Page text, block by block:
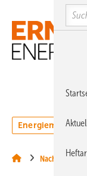
Hauptinhalt
Hauptmenü
SiteSearch
Energiemarkt
Nachrichten